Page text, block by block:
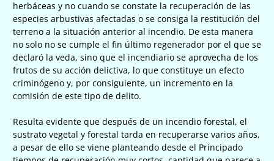
herbáceas y no cuando se constate la recuperación de las
especies arbustivas afectadas o se consiga la restitución del
terreno a la situación anterior al incendio. De esta manera
no solo no se cumple el fin último regenerador por el que se
declaró la veda, sino que el incendiario se aprovecha de los
frutos de su acción delictiva, lo que constituye un efecto
criminógeno y, por consiguiente, un incremento en la
comisión de este tipo de delito.
Resulta evidente que después de un incendio forestal, el
sustrato vegetal y forestal tarda en recuperarse varios años,
a pesar de ello se viene planteando desde el Principado